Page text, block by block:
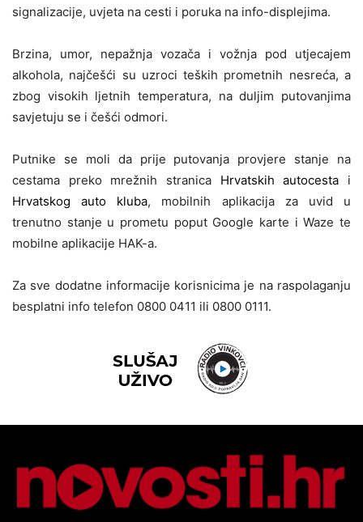
signalizacije, uvjeta na cesti i poruka na info-displejima.
Brzina, umor, nepažnja vozača i vožnja pod utjecajem
alkohola, najčešći su uzroci teških prometnih nesreća, a
zbog visokih ljetnih temperatura, na duljim putovanjima
savjetuju se i češći odmori.
Putnike se moli da prije putovanja provjere stanje na
cestama preko mrežnih stranica Hrvatskih autocesta i
Hrvatskog auto kluba, mobilnih aplikacija za uvid u
trenutno stanje u prometu poput Google karte i Waze te
mobilne aplikacije HAK-a.
Za sve dodatne informacije korisnicima je na raspolaganju
besplatni info telefon 0800 0411 ili 0800 0111.